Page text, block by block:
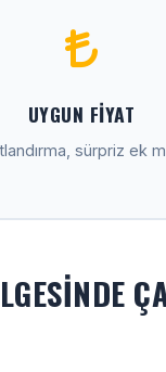
UYGUN FIYAT
sürpriz ek